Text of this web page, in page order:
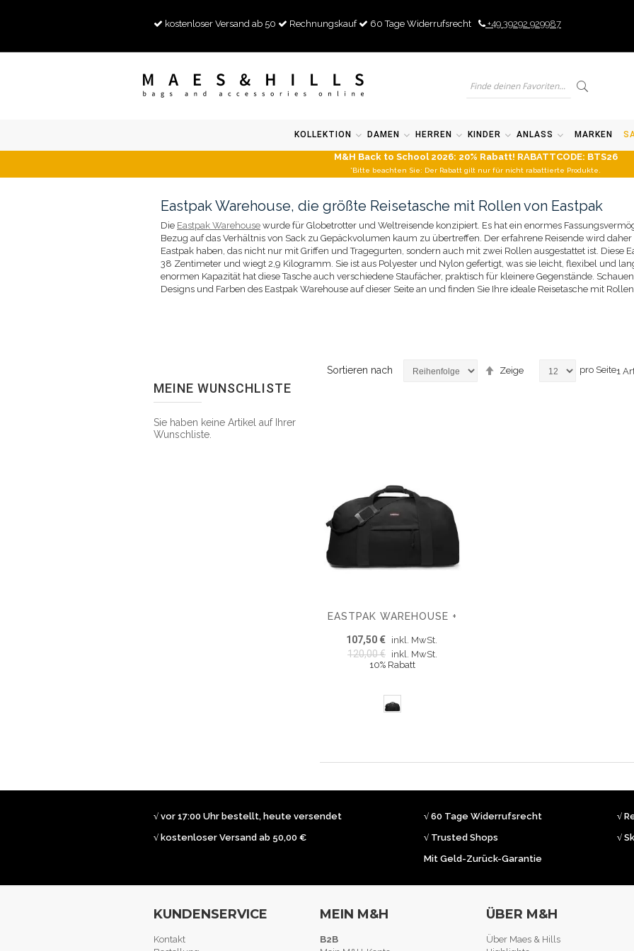
kostenloser Versand ab 50 Rechnungskauf 60 Tage Widerrufsrecht +49 39292 929987
KOLLEKTION DAMEN HERREN KINDER ANLASS MARKEN
M&H Back to School 2026: 20% Rabatt! RABATTCODE: BTS26
*Bitte beachten Sie: Der Rabatt gilt nur für nicht rabattierte Produkte.
Eastpak Warehouse, die größte Reisetasche mit Rollen von Eastpak
Die Eastpak Warehouse wurde für Globetrotter und Weltreisende konzipiert. Es hat ein enormes
Bezug auf das Verhältnis von Sack zu Gepäckvolumen kaum zu übertreffen. Der erfahrene Reisende wird
Eastpak haben, das nicht nur mit Griffen und Tragegurten, sondern auch mit zwei Rollen ausgestattet ist. Diese
38 Zentimeter und wiegt 2,9 Kilogramm. Sie ist aus Polyester und Nylon gefertigt, was sie leicht, flexibel und
enormen Kapazität hat diese Tasche auch verschiedene Staufächer, praktisch für kleinere Gegenstände.
Designs und Farben des Eastpak Warehouse auf dieser Seite an und finden Sie Ihre ideale Reisetasche mit
Sortieren nach
Absteigend
sortieren
Zeige pro Seite1
EASTPAK WAREHOUSE +
107,50 € inkl. MwSt.
120,00 € inkl. MwSt.
10% Rabatt
MEINE WUNSCHLISTE
Sie haben keine Artikel auf Ihrer
Wunschliste.
√ vor 17:00 Uhr bestellt, heute versendet
√ kostenloser Versand ab 50,00 €
√ 60 Tage Widerrufsrecht
√ Trusted Shops
Mit Geld-Zurück-Garantie
√
√
KUNDENSERVICE
Kontakt
MEIN M&H
B2B
ÜBER M&H
Über Maes & Hills